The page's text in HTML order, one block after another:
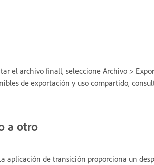
el archivo finall, seleccione Archivo >
de exportación y uso compartido,
a otro
aplicación de transición proporciona un